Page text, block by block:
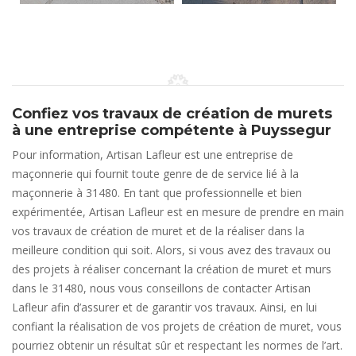
Confiez vos travaux de création de murets
à une entreprise compétente à Puyssegur
Pour information, Artisan Lafleur est une entreprise de
maçonnerie qui fournit toute genre de de service lié à la
maçonnerie à 31480. En tant que professionnelle et bien
expérimentée, Artisan Lafleur est en mesure de prendre en main
vos travaux de création de muret et de la réaliser dans la
meilleure condition qui soit. Alors, si vous avez des travaux ou
des projets à réaliser concernant la création de muret et murs
dans le 31480, nous vous conseillons de contacter Artisan
Lafleur afin d’assurer et de garantir vos travaux. Ainsi, en lui
confiant la réalisation de vos projets de création de muret, vous
pourriez obtenir un résultat sûr et respectant les normes de l’art.